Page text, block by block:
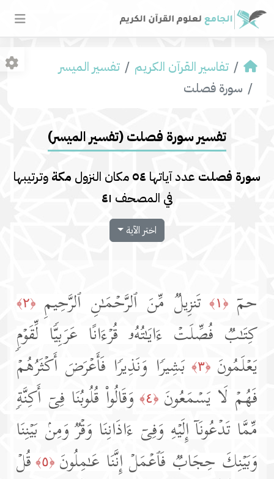
تفاسير القرآن الكريم
تفسير المیسر
سورة فصلت
تفسير سورة فصلت (تفسير المیسر)
سورة فصلت عدد آياتها ٥٤ مكان النزول مكة وترتيبها
في المصحف ٤١
اختر الآية
حمۤ ﴿١﴾ تَنزِیلࣱ مِّنَ ٱلرَّحۡمَـٰنِ ٱلرَّحِیمِ ﴿٢﴾
كِتَـٰبࣱ فُصِّلَتۡ ءَایَـٰتُهُۥ قُرۡءَانًا عَرَبِیࣰّا لِّقَوۡمࣲ
یَعۡلَمُونَ ﴿٣﴾
بَشِیرࣰا وَنَذِیرࣰا فَأَعۡرَضَ أَكۡثَرُهُمۡ
فَهُمۡ لَا یَسۡمَعُونَ ﴿٤﴾
وَقَالُوا۟ قُلُوبُنَا فِیۤ أَكِنَّةࣲ
مِّمَّا تَدۡعُونَاۤ إِلَیۡهِ وَفِیۤ ءَاذَانِنَا وَقۡرࣱ وَمِنۢ بَیۡنِنَا
وَبَیۡنِكَ حِجَابࣱ فَٱعۡمَلۡ إِنَّنَا عَـٰمِلُونَ ﴿٥﴾
قُلۡ